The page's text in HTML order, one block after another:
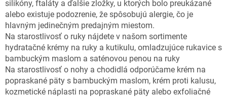
silikóny, ftaláty a ďalšie zložky, u ktorých bolo preukázané
alebo existuje podozrenie, že spôsobujú alergie, čo je
hlavným jedinečným predajným miestom.
Na starostlivosť o ruky nájdete v našom sortimente
hydratačné krémy na ruky a kutikulu, omladzujúce rukavice s
bambuckým maslom a saténovou penou na ruky
Na starostlivosť o nohy a chodidlá odporúčame krém na
popraskané päty s bambuckým maslom, krém proti kalusu,
kozmetické náplasti na popraskané päty alebo exfoliačné